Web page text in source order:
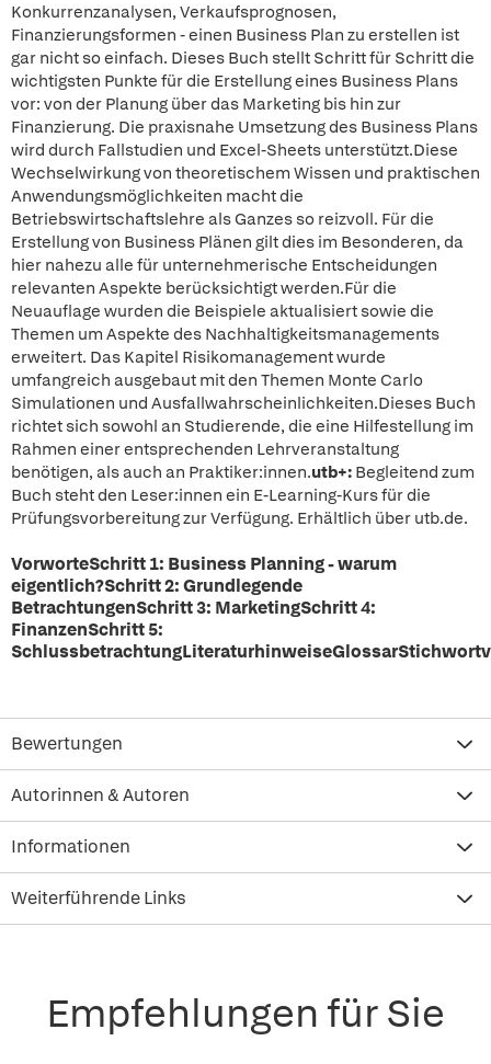
Konkurrenzanalysen, Verkaufsprognosen,
Finanzierungsformen - einen Business Plan zu erstellen ist
gar nicht so einfach. Dieses Buch stellt Schritt für Schritt die
wichtigsten Punkte für die Erstellung eines Business Plans
vor: von der Planung über das Marketing bis hin zur
Finanzierung. Die praxisnahe Umsetzung des Business Plans
wird durch Fallstudien und Excel-Sheets unterstützt.Diese
Wechselwirkung von theoretischem Wissen und praktischen
Anwendungsmöglichkeiten macht die
Betriebswirtschaftslehre als Ganzes so reizvoll. Für die
Erstellung von Business Plänen gilt dies im Besonderen, da
hier nahezu alle für unternehmerische Entscheidungen
relevanten Aspekte berücksichtigt werden.Für die
Neuauflage wurden die Beispiele aktualisiert sowie die
Themen um Aspekte des Nachhaltigkeitsmanagements
erweitert. Das Kapitel Risikomanagement wurde
umfangreich ausgebaut mit den Themen Monte Carlo
Simulationen und Ausfallwahrscheinlichkeiten.Dieses Buch
richtet sich sowohl an Studierende, die eine Hilfestellung im
Rahmen einer entsprechenden Lehrveranstaltung
benötigen, als auch an Praktiker:innen.utb+: Begleitend zum
Buch steht den Leser:innen ein E-Learning-Kurs für die
Prüfungsvorbereitung zur Verfügung. Erhältlich über utb.de.
VorworteSchritt 1: Business Planning - warum
eigentlich?Schritt 2: Grundlegende
BetrachtungenSchritt 3: MarketingSchritt 4:
FinanzenSchritt 5:
Bewertungen
Autorinnen & Autoren
Informationen
Weiterführende Links
Empfehlungen für Sie